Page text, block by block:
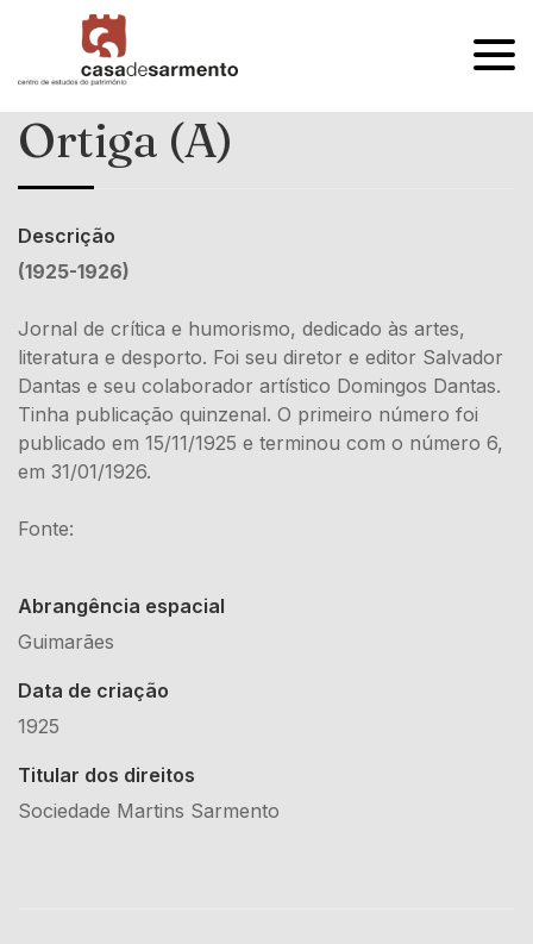
OPEN
Ortiga (A)
Descrição
(1925-1926)
Jornal de crítica e humorismo, dedicado às artes,
literatura e desporto. Foi seu diretor e editor Salvador
Dantas e seu colaborador artístico Domingos Dantas.
Tinha publicação quinzenal. O primeiro número foi
publicado em 15/11/1925 e terminou com o número 6,
em 31/01/1926.
Fonte:
Abrangência espacial
Guimarães
Data de criação
1925
Titular dos direitos
Sociedade Martins Sarmento